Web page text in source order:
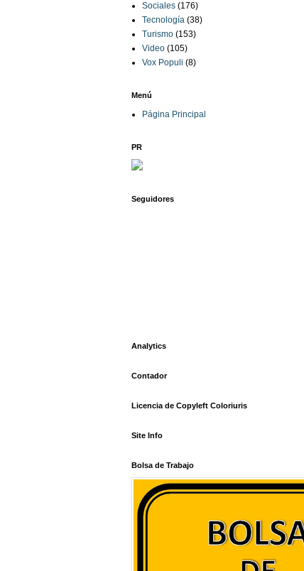
Sociales (176)
Tecnología (38)
Turismo (153)
Video (105)
Vox Populi (8)
Menú
Página Principal
PR
Seguidores
Analytics
Contador
Licencia de Copyleft Coloriuris
Site Info
Bolsa de Trabajo